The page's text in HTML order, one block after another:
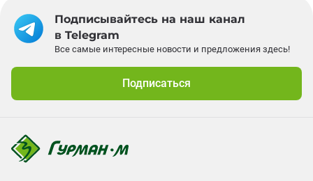
Подписывайтесь на наш канал
в Telegram
Все самые интересные новости и предложения здесь!
Подписаться